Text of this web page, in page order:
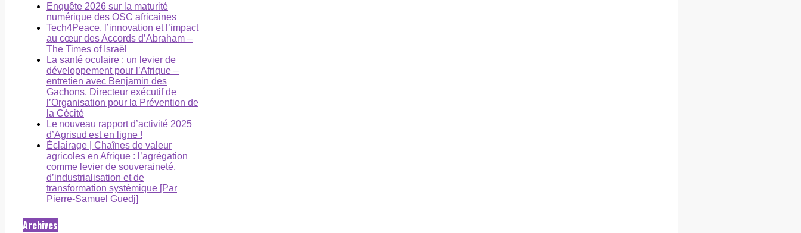
Enquête 2026 sur la maturité
numérique des OSC africaines
Tech4Peace, l’innovation et l’impact
au cœur des Accords d’Abraham –
The Times of Israël
La santé oculaire : un levier de
développement pour l’Afrique –
entretien avec Benjamin des
Gachons, Directeur exécutif de
l’Organisation pour la Prévention de
la Cécité
Le nouveau rapport d’activité 2025
d’Agrisud est en ligne !
Éclairage | Chaînes de valeur
agricoles en Afrique : l’agrégation
comme levier de souveraineté,
d’industrialisation et de
transformation systémique [Par
Pierre-Samuel Guedj]
Archives